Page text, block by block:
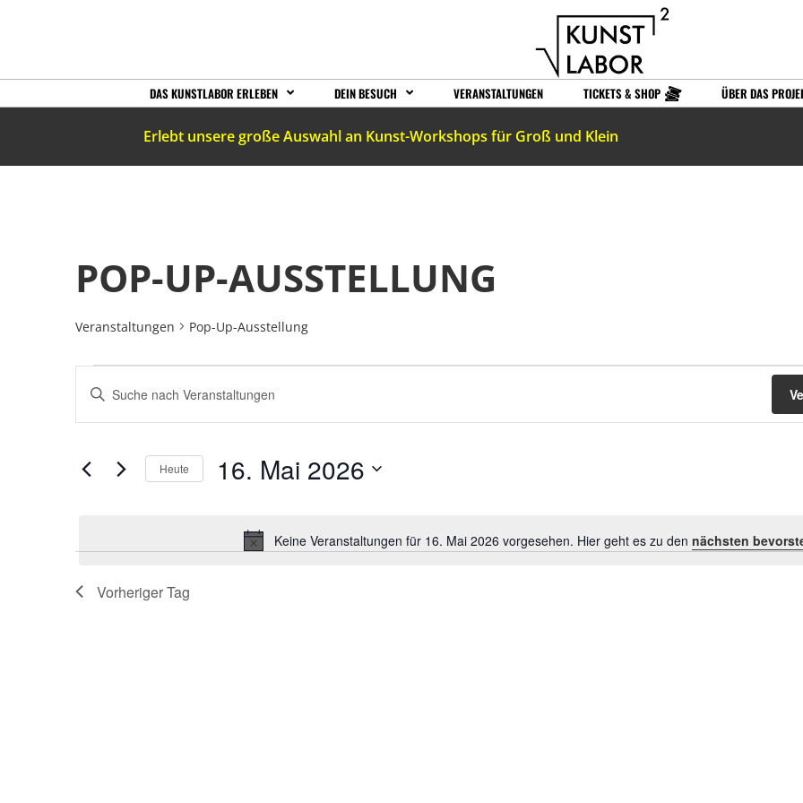
DAS KUNSTLABOR ERLEBEN DEIN BESUCH VERANSTALTUNGEN TICKETS & SHOP ÜBER DAS
Erlebt unsere große Auswahl an Kunst-Workshops für Groß und Klein
POP-UP-AUSSTELLUNG
Veranstaltungen Pop-Up-Ausstellung
Hinweis
Keine Veranstaltungen für 16. Mai 2026 vorgesehen. Hier geht es zu den nächsten
VERANSTALTUNGEN
SUCHE
UND
NAVIGATION
Bitte
Schlüsselwort
Suche
Veranstaltungen
Schlüsselwort.Heute 16. Mai 2026
Vorheriger Tag